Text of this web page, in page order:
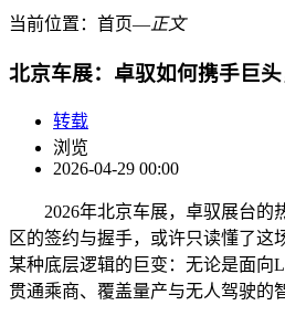
当前位置： 首页―正文
北京车展：卓驭如何携手巨
转载
浏览
2026-04-29 00:00
2026年北京车展，卓驭展台的
区的签约与握手，或许只读懂了
某种底层逻辑的巨变：无论是面向
贯通乘商、覆盖量产与无人驾驶的